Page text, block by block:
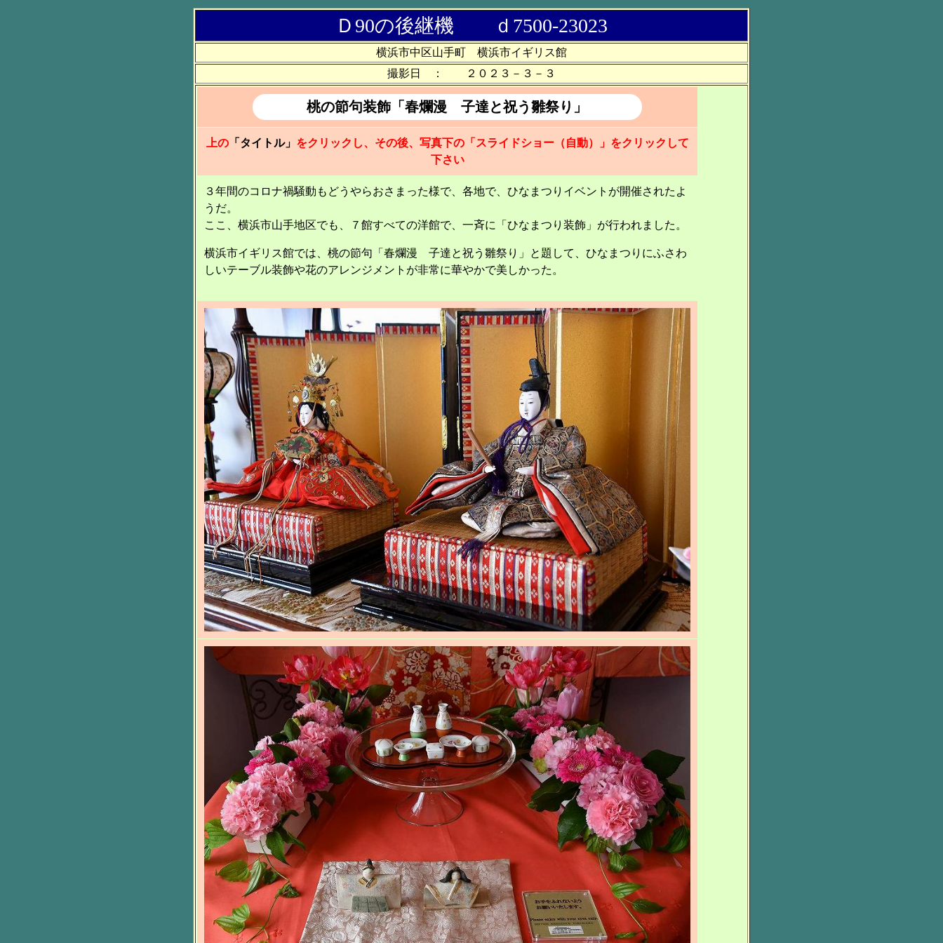
Ｄ90の後継機 ｄ7500-23023
横浜市中区山手町 横浜市イギリス館
撮影日 ： ２０２３－３－３
桃の節句装飾「春爛漫 子達と祝う雛祭り」
上の「タイトル」 をクリックし、その後、写真下の「スライドショー（自動）」をクリックして
下さい
３年間のコロナ禍騒動もどうやらおさまった様で、各地で、ひなまつりイベントが開催されたよ
うだ。
ここ、横浜市山手地区でも、７館すべての洋館で、一斉に「ひなまつり装飾」が行われました。
横浜市イギリス館では、桃の節句「春爛漫 子達と祝う雛祭り」と題して、ひなまつりにふさわ
しいテーブル装飾や花のアレンジメントが非常に華やかで美しかった。